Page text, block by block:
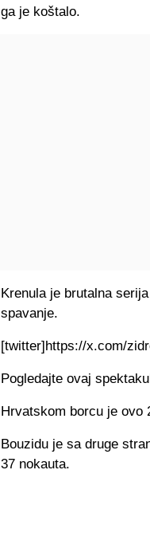
ga je koštalo.
Krenula je brutalna
spavanje.
[twitter]https://x.com/
Pogledajte ovaj
Hrvatskom borcu je ovo
Bouzidu je sa druge
37 nokauta.